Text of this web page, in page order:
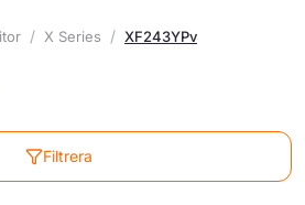
X Series XF243YPv
Filtrera